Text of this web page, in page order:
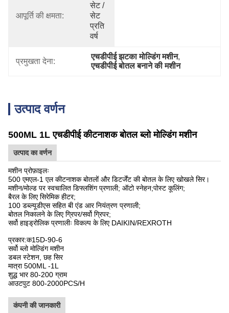
आपूर्ति की क्षमता:
सेट /
सेट
प्रति
वर्ष
प्रमुखता देना:
एचडीपीई झटका मोल्डिंग मशीन,
एचडीपीई बोतल बनाने की मशीन
उत्पाद वर्णन
500ML 1L एचडीपीई कीटनाशक बोतल ब्लो मोल्डिंग मशीन
उत्पाद का वर्णन
मशीन प्रोफ़ाइलः
500 एमएल-1 एल कीटनाशक बोतलों और डिटर्जेंट की बोतल के लिए खोखले सिर।
मशीन/मोल्ड पर स्वचालित डिफ्लशिंग प्रणाली; ऑटो स्नेहन;पोस्ट कूलिंग;
बैरल के लिए सिरेमिक हीटर;
100 डब्ल्यूडीएस सहित बी एंड आर नियंत्रण प्रणाली;
बोतल निकालने के लिए ग्रिपर/सर्वो ग्रिपर;
सर्वो हाइड्रोलिक प्रणालीः विकल्प के लिए DAIKIN/REXROTH
प्रकार:क15D-90-6
सर्वो ब्लो मोल्डिंग मशीन
डबल स्टेशन, छह सिर
मात्रा 500ML -1L
शुद्ध भार 80-200 ग्राम
आउटपुट 800-2000PCS/H
कंपनी की जानकारी